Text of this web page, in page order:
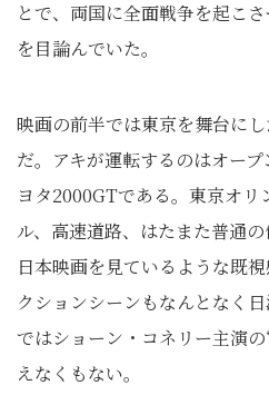
とで、両国に全面戦争を起こ
を目論んでいた。
映画の前半では東京を舞台に
だ。アキが運転するのはオー
ヨタ2000GTである。東京オリ
ル、高速道路、はたまた普通
日本映画を見ているような既
クションシーンもなんとなく
ではショーン・コネリー主演
えなくもない。